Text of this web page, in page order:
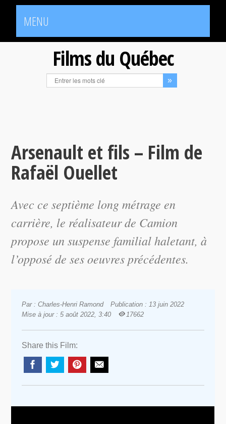
MENU
Films du Québec
Arsenault et fils – Film de
Rafaël Ouellet
Avec ce septième long métrage en
carrière, le réalisateur de Camion
propose un suspense familial haletant, à
l’opposé de ses oeuvres précédentes.
Par : Charles-Henri Ramond
Publication : 13 juin 2022
Mise à jour : 5 août 2022, 3:40
17662
Share this Film: